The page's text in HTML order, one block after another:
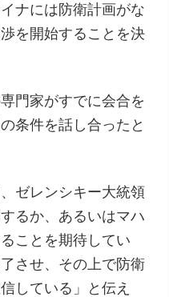
ナには防衛計画がな
を開始することを決
門家がすでに会合を
条件を話し合ったと
ゼレンシキー大統領
るか、あるいはマハ
ことを期待してい
させ、その上で防衛
している」と伝え